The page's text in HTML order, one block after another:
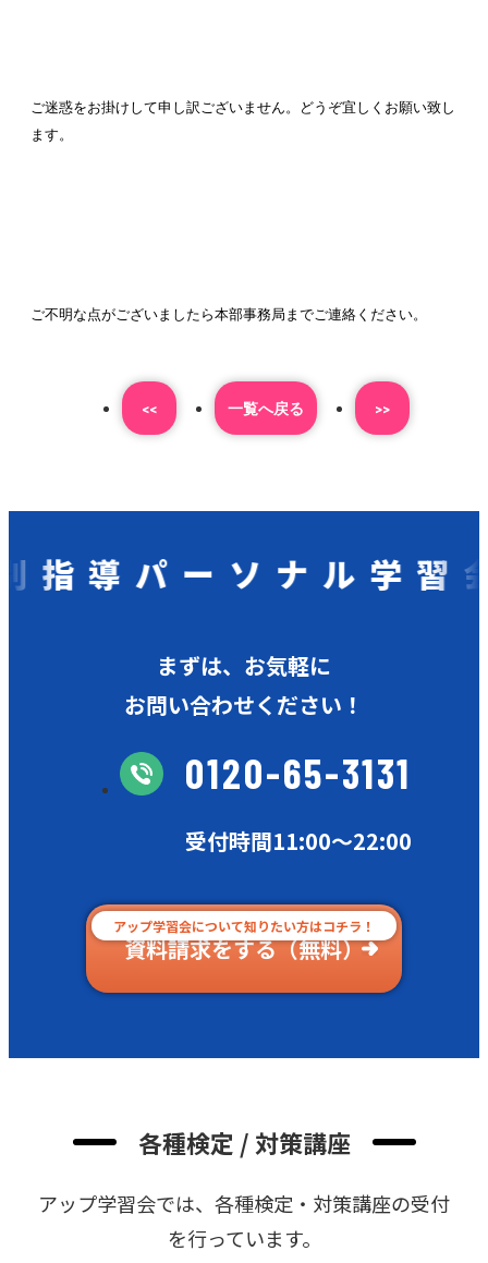
ご迷惑をお掛けして申し訳ございません。どうぞ宜しくお願い致し
ます。
ご不明な点がございましたら本部事務局までご連絡ください。
<< ⼀覧へ戻る >>
導パーソナル学習会
まずは、お気軽に
お問い合わせください！
0120-65-3131
受付時間11:00〜22:00
アップ学習会について知りたい方はコチラ！
資料請求をする（無料）
各種検定 / 対策講座
アップ学習会では、各種検定・対策講座の受付
を⾏っています。